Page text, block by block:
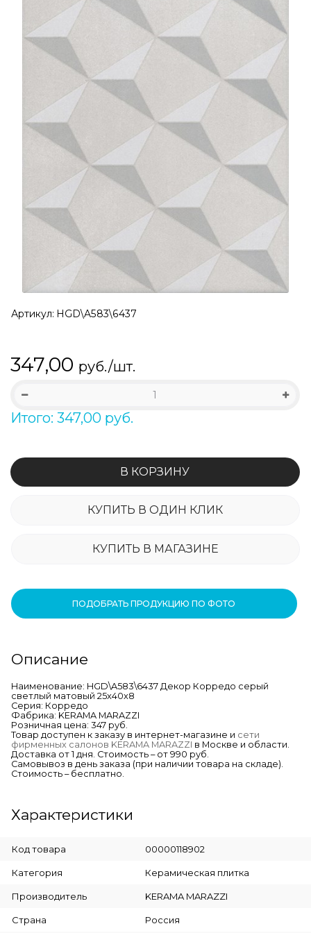
Артикул: HGD\A583\6437
347,00 руб./шт.
Итого: 347,00 руб.
В КОРЗИНУ
КУПИТЬ В ОДИН КЛИК
КУПИТЬ В МАГАЗИНЕ
ПОДОБРАТЬ ПРОДУКЦИЮ ПО ФОТО
Описание
Наименование: HGD\A583\6437 Декор Корредо серый
светлый матовый 25x40x8
Серия: Корредо
Фабрика: KERAMA MARAZZI
Розничная цена: 347 руб.
Товар доступен к заказу в интернет-магазине и сети
фирменных салонов KERAMA MARAZZI в Москве и области.
Доставка от 1 дня. Стоимость – от 990 руб.
Самовывоз в день заказа (при наличии товара на складе).
Стоимость – бесплатно.
Характеристики
Код товара 00000118902
Категория Керамическая плитка
Производитель KERAMA MARAZZI
Страна Россия